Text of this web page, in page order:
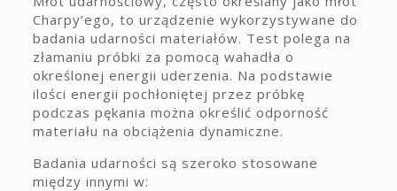
Charpy’ego, to urządzenie wykorzystywane do
badania udarności materiałów. Test polega na
złamaniu próbki za pomocą wahadła o
określonej energii uderzenia. Na podstawie
ilości energii pochłoniętej przez próbkę
podczas pękania można określić odporność
materiału na obciążenia dynamiczne.
Badania udarności są szeroko stosowane
między innymi w: